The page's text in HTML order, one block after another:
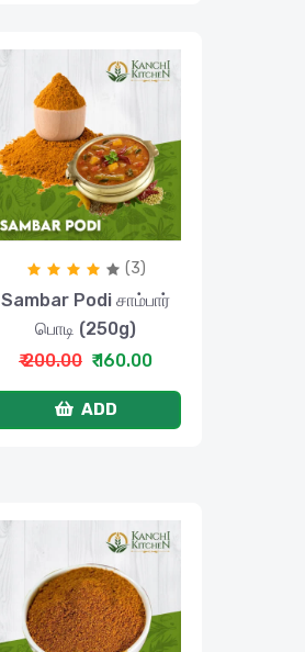
(3)
Sambar Podi சாம்பார்
பொடி (250g)
₹ 200.00 ₹ 160.00
ADD